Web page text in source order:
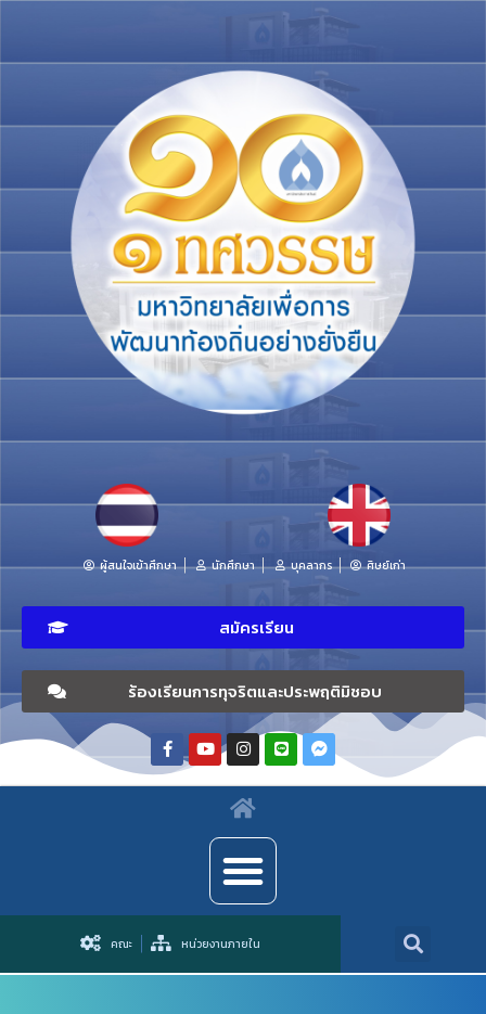
ผู้สนใจเข้าศึกษา นักศึกษา บุคลากร ศิษย์เก่า
สมัครเรียน
ร้องเรียนการทุจริตและประพฤติมิชอบ
คณะ หน่วยงานภายใน